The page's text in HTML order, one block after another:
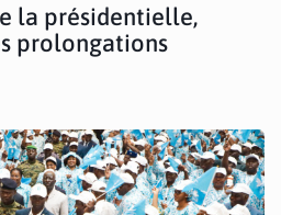
la présidentielle,
prolongations